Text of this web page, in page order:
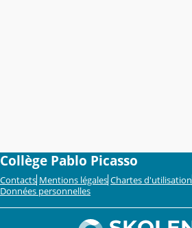
Collège Pablo Picasso
Contacts Mentions légales Chartes d'utilisation
Données personnelles